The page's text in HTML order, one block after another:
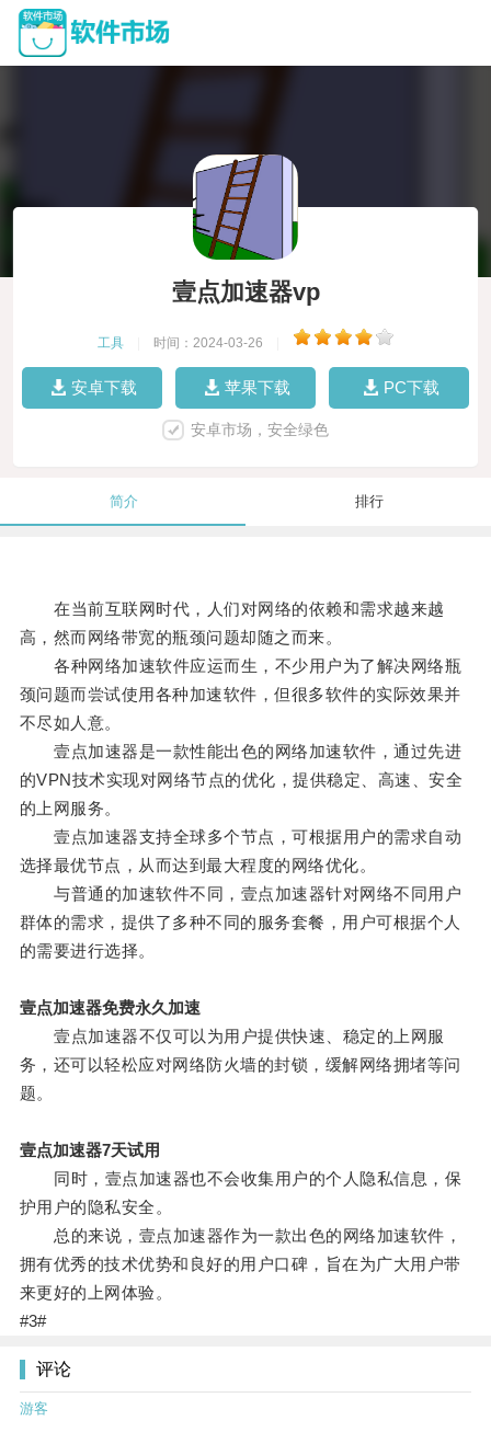
壹点加速器vp
工具 时间：2024-03-26
安卓下载 苹果下载 PC下载
安卓市场，安全绿色
简介 排行
在当前互联网时代，人们对网络的依赖和需求越来越
高，然而网络带宽的瓶颈问题却随之而来。
各种网络加速软件应运而生，不少用户为了解决网络瓶
颈问题而尝试使用各种加速软件，但很多软件的实际效果并
不尽如人意。
壹点加速器是一款性能出色的网络加速软件，通过先进
的VPN技术实现对网络节点的优化，提供稳定、高速、安全
的上网服务。
壹点加速器支持全球多个节点，可根据用户的需求自动
选择最优节点，从而达到最大程度的网络优化。
与普通的加速软件不同，壹点加速器针对网络不同用户
群体的需求，提供了多种不同的服务套餐，用户可根据个人
的需要进行选择。
壹点加速器免费永久加速
壹点加速器不仅可以为用户提供快速、稳定的上网服
务，还可以轻松应对网络防火墙的封锁，缓解网络拥堵等问
题。
壹点加速器7天试用
同时，壹点加速器也不会收集用户的个人隐私信息，保
护用户的隐私安全。
总的来说，壹点加速器作为一款出色的网络加速软件，
拥有优秀的技术优势和良好的用户口碑，旨在为广大用户带
来更好的上网体验。
#3#
评论
游客